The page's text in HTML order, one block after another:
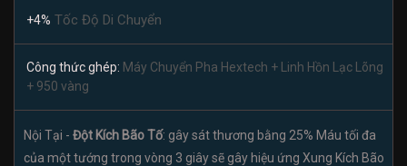
+4% Tốc Độ Di Chuyển
Công thức ghép: Máy Chuyển Pha Hextech + Linh Hồn Lạc Lõng
+ 950 vàng
Nội Tại - Đột Kích Bão Tố: gây sát thương bằng 25% Máu tối đa
của một tướng trong vòng 3 giây sẽ gây hiệu ứng Xung Kích Bão